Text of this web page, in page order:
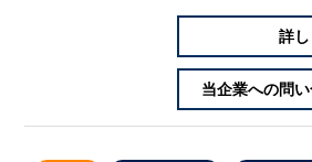
詳
当企業への問